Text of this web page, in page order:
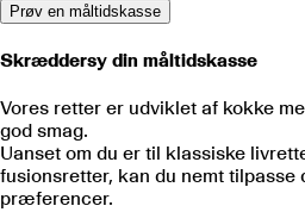
Prøv en måltidskasse
Skræddersy din måltidskasse
Vores retter er udviklet af kokke
god smag.
Uanset om du er til klassiske
fusionsretter, kan du nemt
præferencer.